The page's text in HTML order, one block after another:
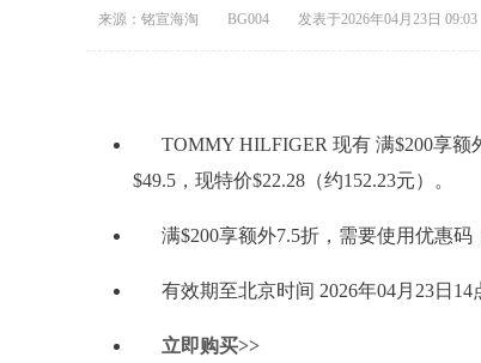
来源：铭宣海淘 BG004 发表于2026年04月23日 09:03
TOMMY HILFIGER 现有 满$200享
$49.5，现特价$22.28（约152.23元）。
满$200享额外7.5折，需要使用优惠码
有效期至北京时间 2026年04月23日14
立即购买>>